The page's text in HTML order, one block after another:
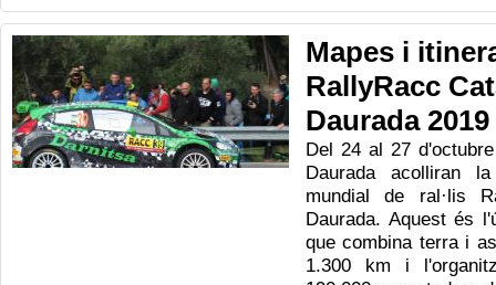
Mapes i
RallyRacc
Daurada 2019
Del 24 al 27
Daurada acolliran
mundial de ral·lis
Daurada. Aquest és
que combina terra i
1.300 km i